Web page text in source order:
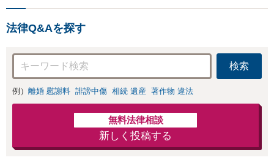
法律Q&Aを探す
検索
例） 離婚 慰謝料 誹謗中傷 相続 遺産 著作物 違法
無料法律相談
新しく投稿する